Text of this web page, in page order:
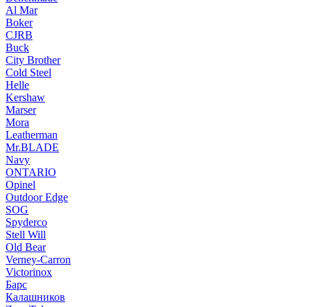
Al Mar
Boker
CJRB
Buck
City Brother
Cold Steel
Helle
Kershaw
Marser
Mora
Leatherman
Mr.BLADE
Navy
ONTARIO
Opinel
Outdoor Edge
SOG
Spyderco
Stell Will
Old Bear
Verney-Carron
Victorinox
Барс
Калашников